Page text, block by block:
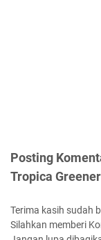
Posting
Tropica
Terima kasih sudah
Silahkan memberi